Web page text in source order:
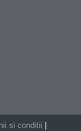
si conditii